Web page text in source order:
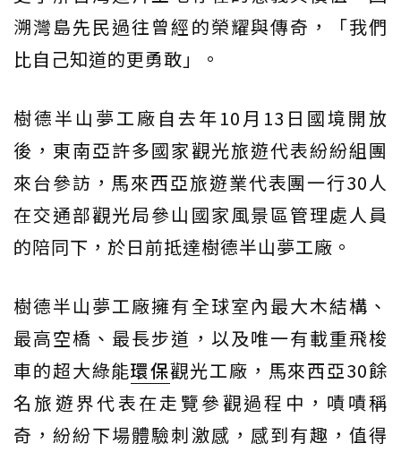
溯灣島先民過往曾經的榮耀與傳奇，「我們
比自己知道的更勇敢」。
樹德半山夢工廠自去年10月13日國境開放
後，東南亞許多國家觀光旅遊代表紛紛組團
來台參訪，馬來西亞旅遊業代表團一行30人
在交通部觀光局參山國家風景區管理處人員
的陪同下，於日前抵達樹德半山夢工廠。
樹德半山夢工廠擁有全球室內最大木結構、
最高空橋、最長步道，以及唯一有載重飛梭
車的超大綠能環保觀光工廠，馬來西亞30餘
名旅遊界代表在走覽參觀過程中，嘖嘖稱
奇，紛紛下場體驗刺激感，感到有趣，值得